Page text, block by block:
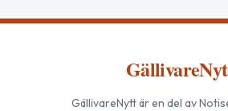
GällivareNyttär en del av